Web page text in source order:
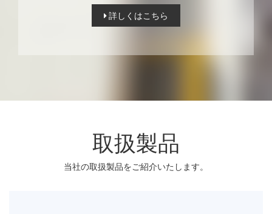
詳しくはこちら
取扱製品
当社の取扱製品をご紹介いたします。